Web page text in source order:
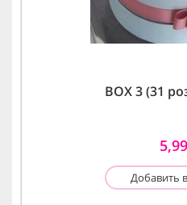
BOX 3 (31
Добавить